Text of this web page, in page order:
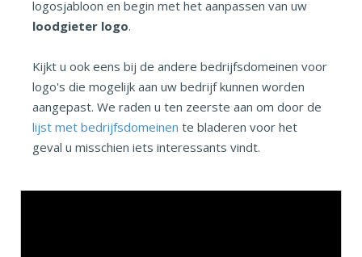
logosjabloon en begin met het aanpassen van uw
loodgieter logo.
Kijkt u ook eens bij de andere bedrijfsdomeinen voor
logo's die mogelijk aan uw bedrijf kunnen worden
aangepast. We raden u ten zeerste aan om door de
lijst met bedrijfsdomeinen te bladeren voor het
geval u misschien iets interessants vindt.